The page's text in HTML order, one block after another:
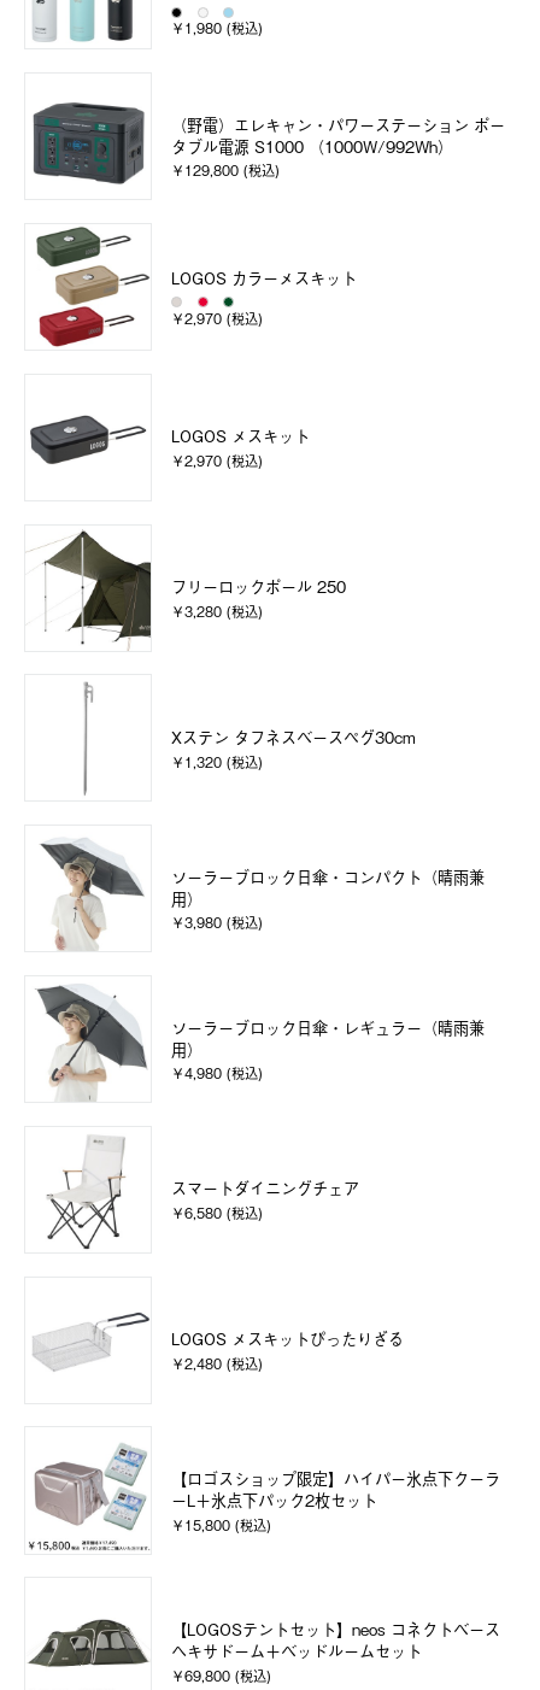
￥1,980 (税込)
（野電）エレキャン・パワーステーション ポー
タブル電源 S1000 （1000W/992Wh）
￥129,800 (税込)
LOGOS カラーメスキット
￥2,970 (税込)
LOGOS メスキット
￥2,970 (税込)
フリーロックポール 250
￥3,280 (税込)
Xステン タフネスベースペグ30cm
￥1,320 (税込)
ソーラーブロック日傘・コンパクト（晴雨兼
用）
￥3,980 (税込)
ソーラーブロック日傘・レギュラー（晴雨兼
用）
￥4,980 (税込)
スマートダイニングチェア
￥6,580 (税込)
LOGOS メスキットぴったりざる
￥2,480 (税込)
【ロゴスショップ限定】ハイパー氷点下クーラ
ーL＋氷点下パック2枚セット
￥15,800 (税込)
【LOGOSテントセット】neos コネクトベース
ヘキサドーム＋ベッドルームセット
￥69,800 (税込)